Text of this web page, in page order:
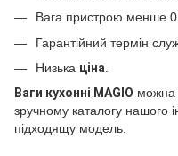
Вага пристрою менше
Гарантійний термін
Низька ціна
Ваги кухонні MAGIO можна
зручному каталогу нашого
підходящу модель.